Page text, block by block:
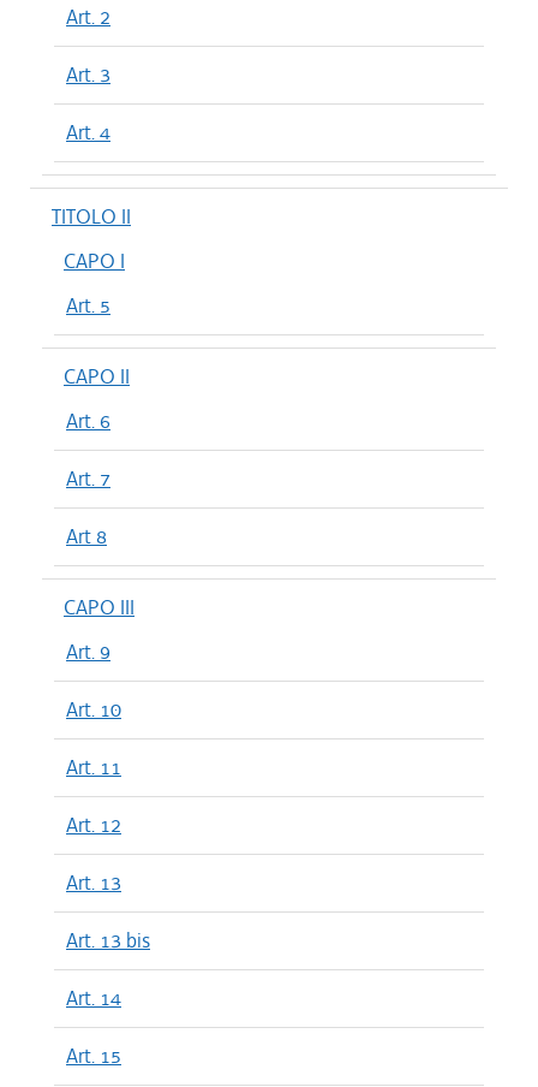
Art. 2
Art. 3
Art. 4
TITOLO II
CAPO I
Art. 5
CAPO II
Art. 6
Art. 7
Art 8
CAPO III
Art. 9
Art. 10
Art. 11
Art. 12
Art. 13
Art. 13 bis
Art. 14
Art. 15